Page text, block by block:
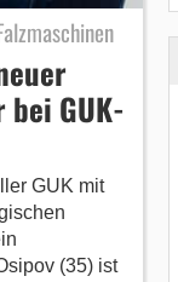
GUK-
GUK mit
(35) ist